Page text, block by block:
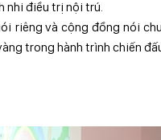
nhi điều trị nội trú.
riêng và cộng đồng nói
trong hành trình chiến